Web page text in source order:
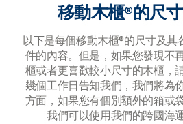
移動木櫃®的尺
以下是每個移動木櫃®的尺寸及其
件的內容。但是，如果您發現不
櫃或者更喜歡較小尺寸的木櫃，
幾個工作日告知我們，我們將為
方面，如果您有個別額外的箱或
我們可以使用我們的跨國海